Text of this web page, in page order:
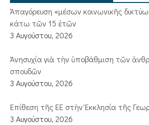
Ἀπαγόρευση «μέσων κοινωνικῆς
κάτω τῶν 15 ἐτῶν
3 Αυγούστου, 2026
Ἀνησυχία γιὰ τὴν ὑποβάθμιση τῶν
σπουδῶν
3 Αυγούστου, 2026
Ἐπίθεση τῆς ΕΕ στὴν Ἐκκλησία τῆς
3 Αυγούστου, 2026